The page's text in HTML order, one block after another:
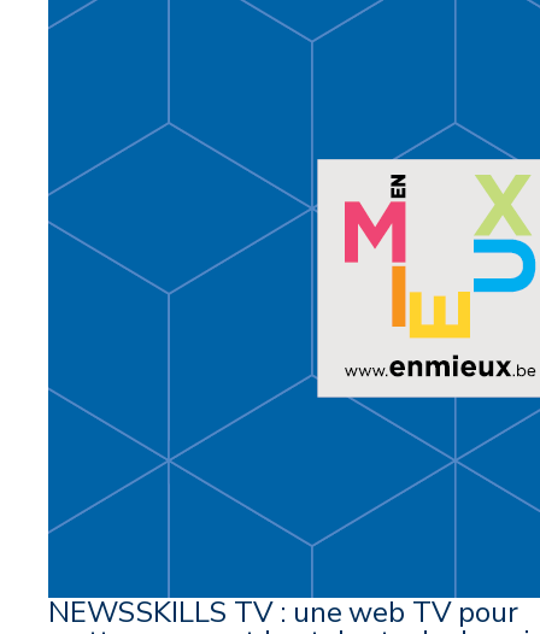
NEWSSKILLS TV : une web TV pour